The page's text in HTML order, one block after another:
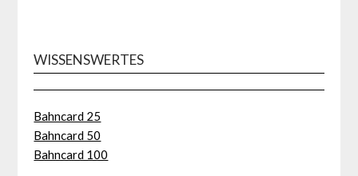
WISSENSWERTES
Bahncard 25
Bahncard 50
Bahncard 100